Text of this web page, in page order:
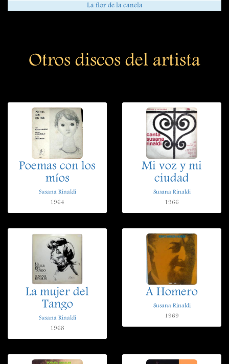
La flor de la canela
Otros discos del artista
Poemas con los
míos
Susana Rinaldi
1964
Mi voz y mi
ciudad
Susana Rinaldi
1966
La mujer del
Tango
Susana Rinaldi
1968
A Homero
Susana Rinaldi
1969